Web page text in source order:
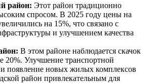
район: Этот район традиционно
спросом. В 2025 году цены на
на 15%, что связано с
и улучшением качества
В этом районе наблюдается скачок
20%. Улучшение транспортной
и появление новых жилых комплексов
район привлекательным для